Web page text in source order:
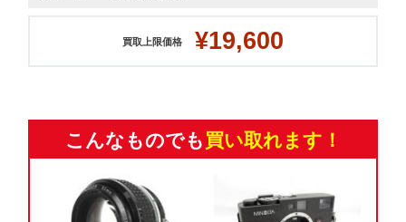
買取上限価格 ¥19,600
こんなものでも 買い取れます！